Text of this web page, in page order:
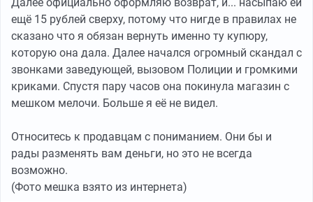
ещё 15 рублей сверху, потому что нигде в правилах не
сказано что я обязан вернуть именно ту купюру,
которую она дала. Далее начался огромный скандал с
звонками заведующей, вызовом Полиции и громкими
криками. Спустя пару часов она покинула магазин с
мешком мелочи. Больше я её не видел.
Относитесь к продавцам с пониманием. Они бы и
рады разменять вам деньги, но это не всегда
возможно.
(Фото мешка взято из интернета)